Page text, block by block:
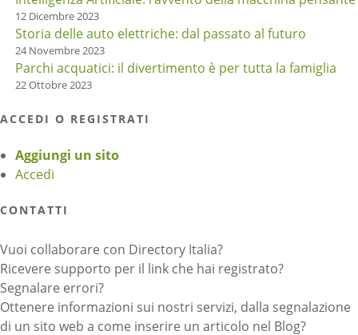
12 Dicembre 2023
Storia delle auto elettriche: dal passato al futuro
24 Novembre 2023
Parchi acquatici: il divertimento è per tutta la famiglia
22 Ottobre 2023
ACCEDI O REGISTRATI
Aggiungi un sito
Accedi
CONTATTI
Vuoi collaborare con Directory Italia?
Ricevere supporto per il link che hai registrato?
Segnalare errori?
Ottenere informazioni sui nostri servizi, dalla segnalazione
di un sito web a come inserire un articolo nel Blog?